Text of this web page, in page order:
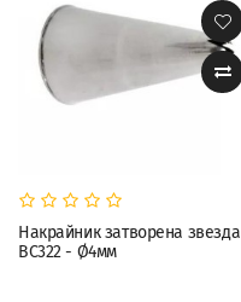
Накрайник затворена звезда
BC322 - Ø4мм